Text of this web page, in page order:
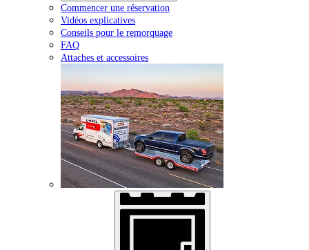
Commencer une réservation
Vidéos explicatives
Conseils pour le remorquage
FAQ
Attaches et accessoires